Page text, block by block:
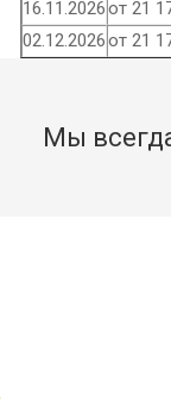
16.11.2026от 21
02.12.2026от 21
Мы